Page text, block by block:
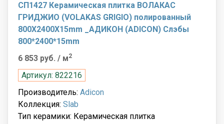
СП1427 Керамическая плитка ВОЛАКАС
ГРИДЖИО (VOLAKAS GRIGIO) полированный
800X2400X15mm _АДИКОН (ADICON) Слэбы
800*2400*15mm
6 853 руб. / м2
Артикул: 822216
Производитель: Adicon
Коллекция: Slab
Тип керамики: Керамическая плитка